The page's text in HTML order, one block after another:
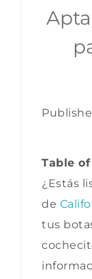
Table
¿Estás
de
tus